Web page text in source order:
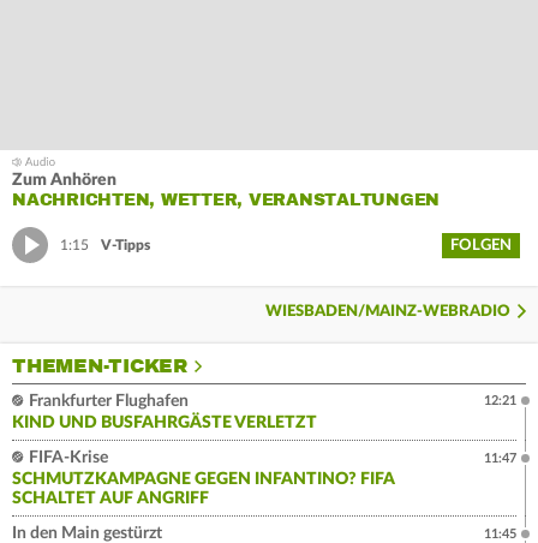
Zum Anhören
NACHRICHTEN, WETTER, VERANSTALTUNGEN
1:15 V-Tipps FOLGEN
WIESBADEN/MAINZ-WEBRADIO
THEMEN-TICKER
Frankfurter Flughafen
KIND UND BUSFAHRGÄSTE VERLETZT
12:21
FIFA-Krise
SCHMUTZKAMPAGNE GEGEN INFANTINO? FIFA
SCHALTET AUF ANGRIFF
11:47
In den Main gestürzt
11:45